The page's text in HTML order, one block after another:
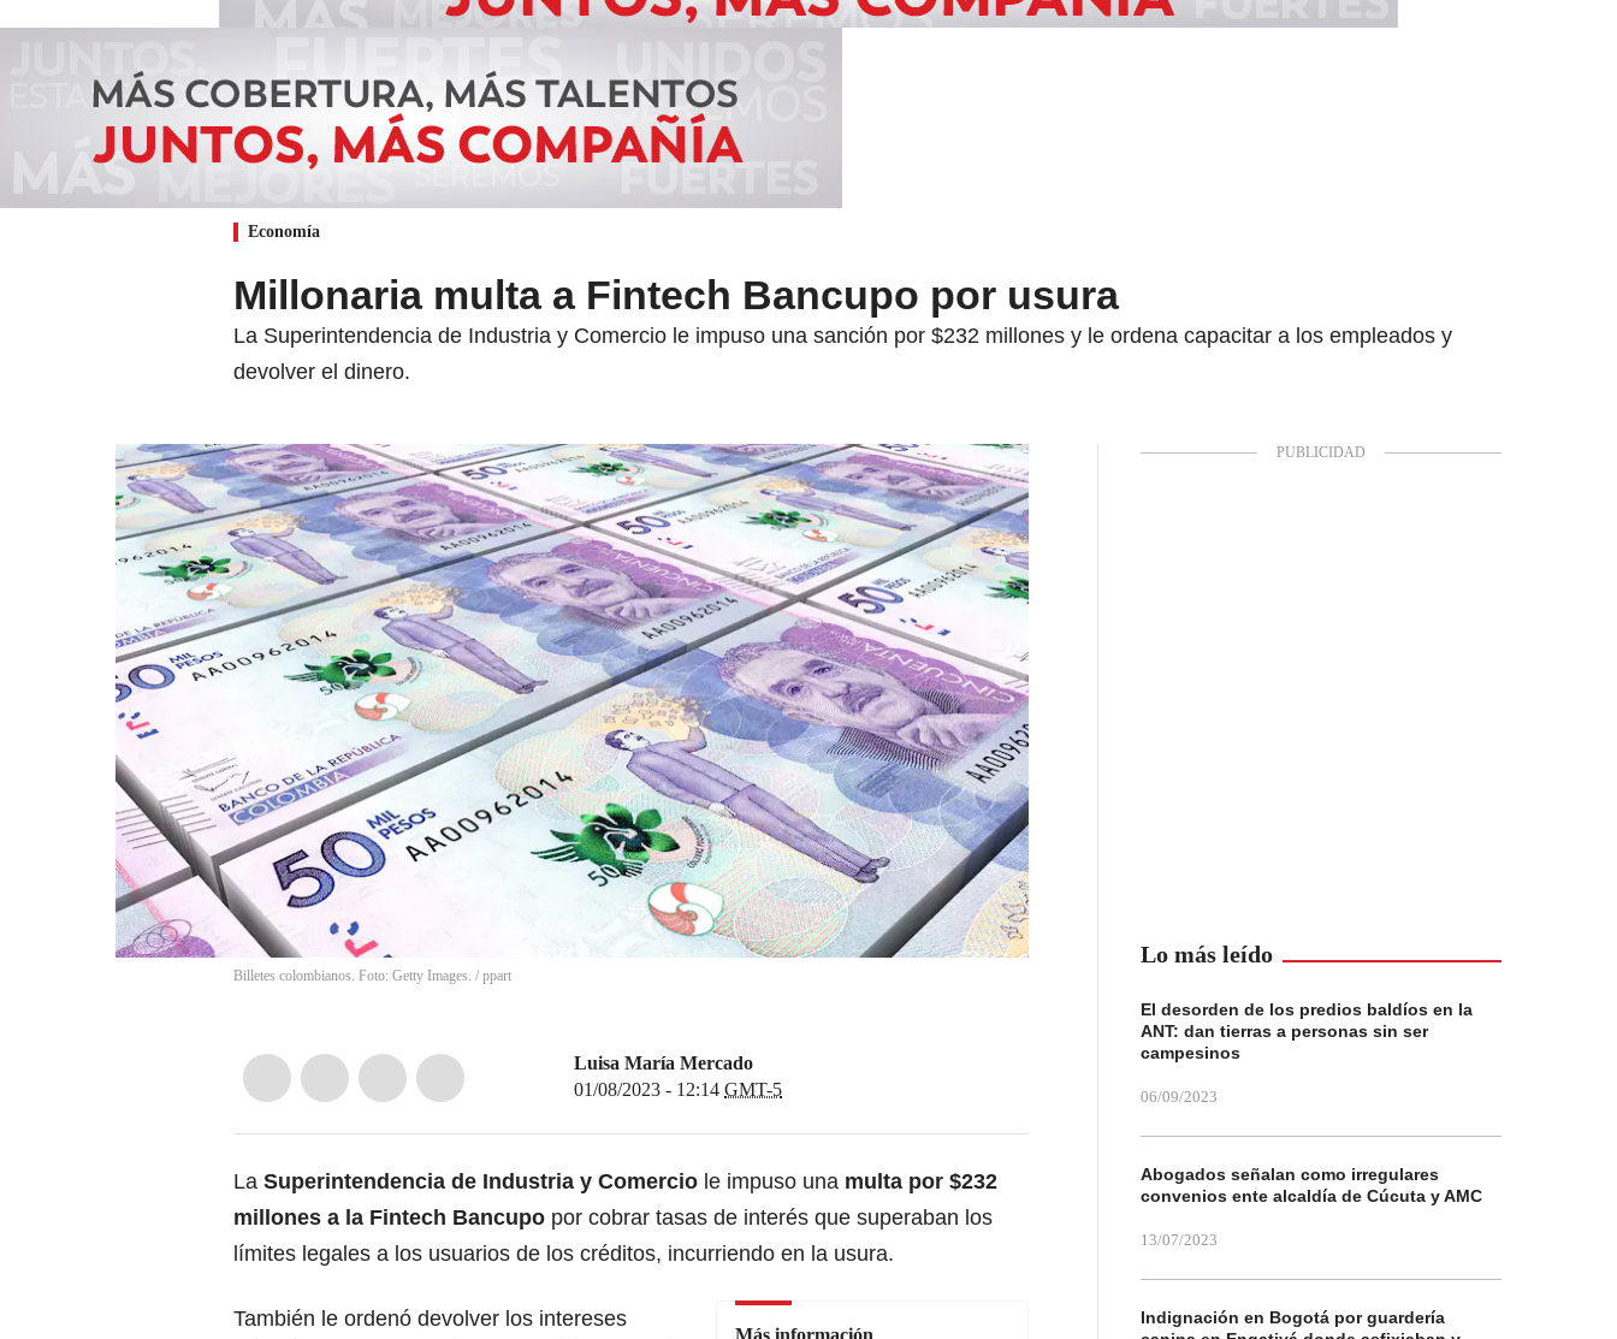
Economía
Millonaria multa a Fintech Bancupo por usura
La Superintendencia de Industria y Comercio le impuso una sanción por $232 millones y le ordena capacitar a los empleados y
devolver el dinero.
Billetes colombianos. Foto: Getty Images. / ppart
Luisa María Mercado
01/08/2023 - 12:14 GMT-5
La Superintendencia de Industria y Comercio le impuso una multa por $232
millones a la Fintech Bancupo por cobrar tasas de interés que superaban los
límites legales a los usuarios de los créditos, incurriendo en la usura.
Más información
También le ordenó devolver los intereses
Lo más leído
El desorden de los predios baldíos en la
ANT: dan tierras a personas sin ser
campesinos
06/09/2023
Abogados señalan como irregulares
convenios ente alcaldía de Cúcuta y AMC
13/07/2023
Indignación en Bogotá por guardería